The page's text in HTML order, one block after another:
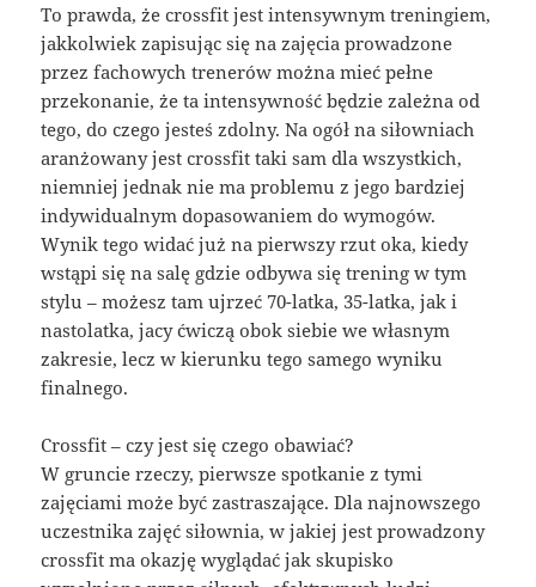
To prawda, że crossfit jest intensywnym treningiem,
jakkolwiek zapisując się na zajęcia prowadzone
przez fachowych trenerów można mieć pełne
przekonanie, że ta intensywność będzie zależna od
tego, do czego jesteś zdolny. Na ogół na siłowniach
aranżowany jest crossfit taki sam dla wszystkich,
niemniej jednak nie ma problemu z jego bardziej
indywidualnym dopasowaniem do wymogów.
Wynik tego widać już na pierwszy rzut oka, kiedy
wstąpi się na salę gdzie odbywa się trening w tym
stylu – możesz tam ujrzeć 70-latka, 35-latka, jak i
nastolatka, jacy ćwiczą obok siebie we własnym
zakresie, lecz w kierunku tego samego wyniku
finalnego.
Crossfit – czy jest się czego obawiać?
W gruncie rzeczy, pierwsze spotkanie z tymi
zajęciami może być zastraszające. Dla najnowszego
uczestnika zajęć siłownia, w jakiej jest prowadzony
crossfit ma okazję wyglądać jak skupisko